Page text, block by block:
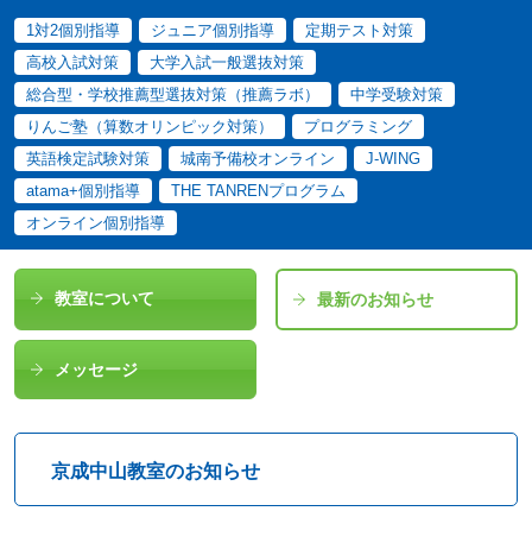
1対2個別指導 ジュニア個別指導
定期テスト対策
高校入試対策
大学入試一般選抜対策
総合型・学校推薦型選抜対策（推薦ラボ）
中学受験対策
りんご塾（算数オリンピック対策）
プログラミング
英語検定試験対策
城南予備校オンライン
J-WING
atama+個別指導
THE TANRENプログラム
オンライン個別指導
教室について 最新のお知らせ
メッセージ
京成中山教室のお知らせ